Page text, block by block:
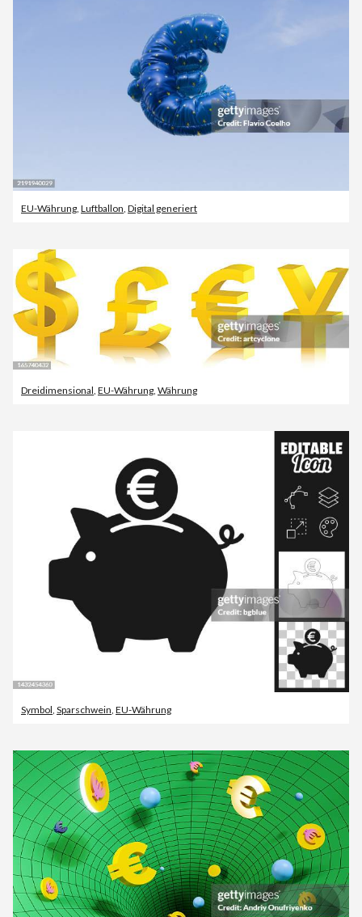
EU-Währung Luftballon Digital generiert
Dreidimensional EU-Währung Währung
Symbol, Sparschwein, EU-Währung